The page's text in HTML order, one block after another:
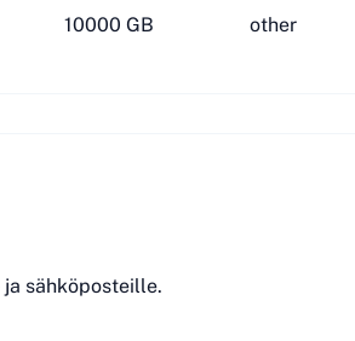
10000 GB other
sähköposteille.